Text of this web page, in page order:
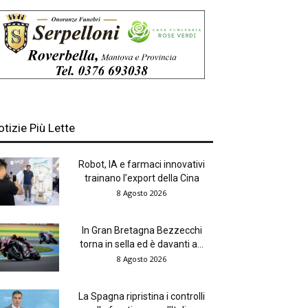
Più Lette
Robot, IA e farmaci innovativi
trainano l’export della Cina
8 Agosto 2026
In Gran Bretagna Bezzecchi
torna in sella ed è davanti a...
8 Agosto 2026
La Spagna ripristina i controlli